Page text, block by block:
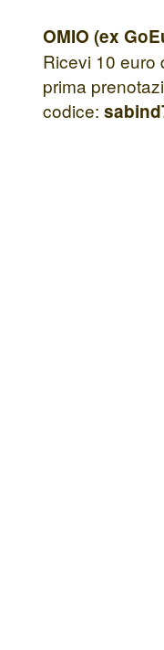
OMIO (ex
Ricevi 10 euro
prima
codice: